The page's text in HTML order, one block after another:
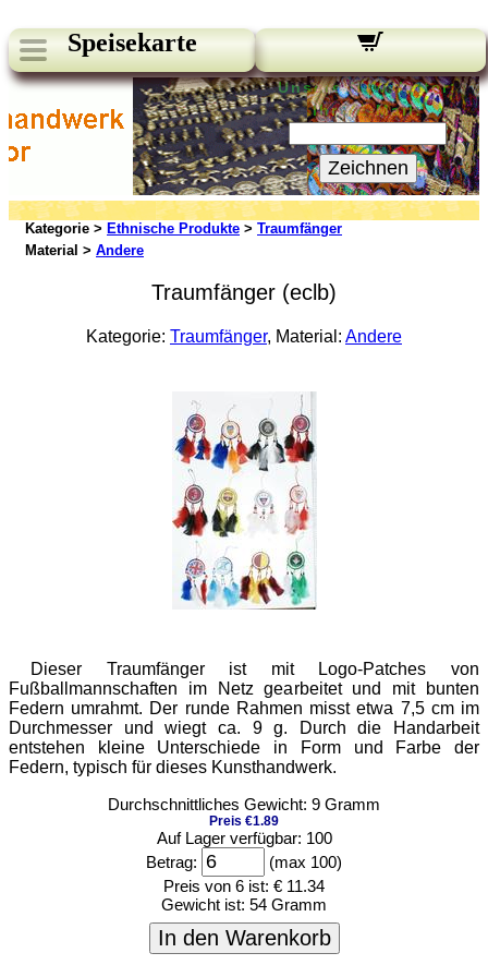
Speisekarte
Unsere Newsletter:
Ihre E-Mail:
Zeichnen
Kategorie > Ethnische Produkte > Traumfänger
Material > Andere
Traumfänger (eclb)
Kategorie: Traumfänger, Material: Andere
Dieser Traumfänger ist mit Logo-Patches von
Fußballmannschaften im Netz gearbeitet und mit bunten
Federn umrahmt. Der runde Rahmen misst etwa 7,5 cm im
Durchmesser und wiegt ca. 9 g. Durch die Handarbeit
entstehen kleine Unterschiede in Form und Farbe der
Federn, typisch für dieses Kunsthandwerk.
Durchschnittliches Gewicht: 9 Gramm
Preis €1.89
Auf Lager verfügbar: 100
Betrag:
(max 100)
Preis von 6 ist: € 11.34
Gewicht ist: 54 Gramm
In den Warenkorb